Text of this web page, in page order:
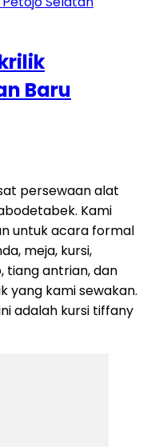
Baru
persewaan alat
Kami
untuk acara formal
meja, kursi,
tiang antrian, dan
yang kami sewakan.
adalah kursi tiffany